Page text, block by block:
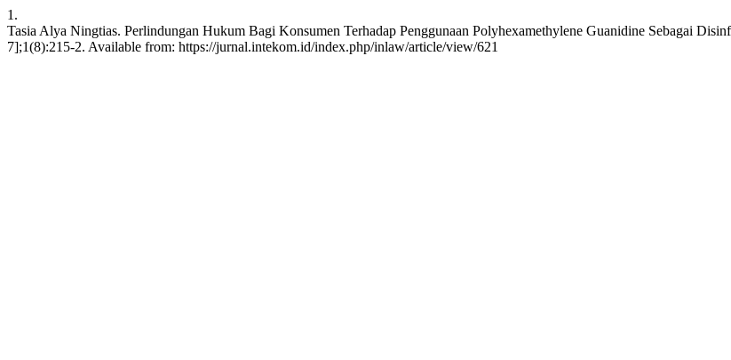
1.
Tasia Alya Ningtias. Perlindungan Hukum Bagi Konsumen Terhadap Penggunaan Polyhexamethylene Guanidine Sebagai
7];1(8):215-2. Available from: https://jurnal.intekom.id/index.php/inlaw/article/view/621